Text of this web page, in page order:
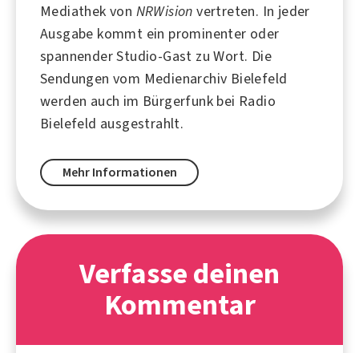
Mediathek von NRWision vertreten. In jeder
Ausgabe kommt ein prominenter oder
spannender Studio-Gast zu Wort. Die
Sendungen vom Medienarchiv Bielefeld
werden auch im Bürgerfunk bei Radio
Bielefeld ausgestrahlt.
Mehr Informationen
Verfasse deinen
Kommentar